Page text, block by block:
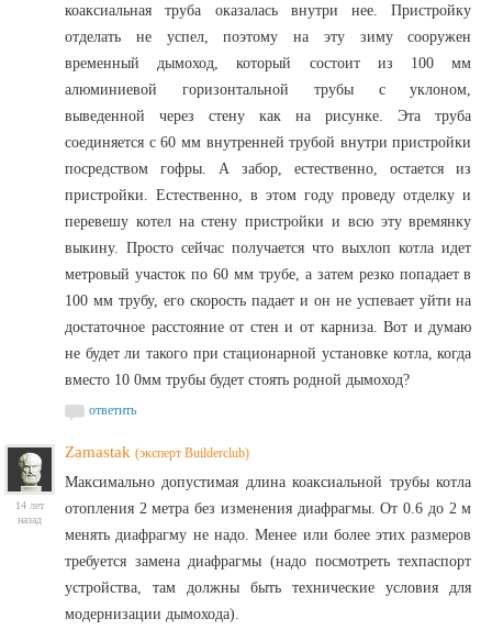
коаксиальная труба оказалась внутри нее. Пристройку
отделать не успел, поэтому на эту зиму сооружен
временный дымоход, который состоит из 100 мм
алюминиевой горизонтальной трубы с уклоном,
выведенной через стену как на рисунке. Эта труба
соединяется с 60 мм внутренней трубой внутри пристройки
посредством гофры. А забор, естественно, остается из
пристройки. Естественно, в этом году проведу отделку и
перевешу котел на стену пристройки и всю эту времянку
выкину. Просто сейчас получается что выхлоп котла идет
метровый участок по 60 мм трубе, а затем резко попадает в
100 мм трубу, его скорость падает и он не успевает уйти на
достаточное расстояние от стен и от карниза. Вот и думаю
не будет ли такого при стационарной установке котла, когда
вместо 10 0мм трубы будет стоять родной дымоход?
ответить
14 лет
назад
Zamastak (эксперт Builderclub)
Максимально допустимая длина коаксиальной трубы котла
отопления 2 метра без изменения диафрагмы. От 0.6 до 2 м
менять диафрагму не надо. Менее или более этих размеров
требуется замена диафрагмы (надо посмотреть техпаспорт
устройства, там должны быть технические условия для
модернизации дымохода).